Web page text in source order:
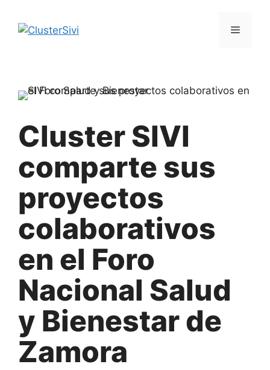
contenido
Menú
Cluster SIVI
comparte sus
proyectos
colaborativos
en el Foro
Nacional Salud
y Bienestar de
Zamora